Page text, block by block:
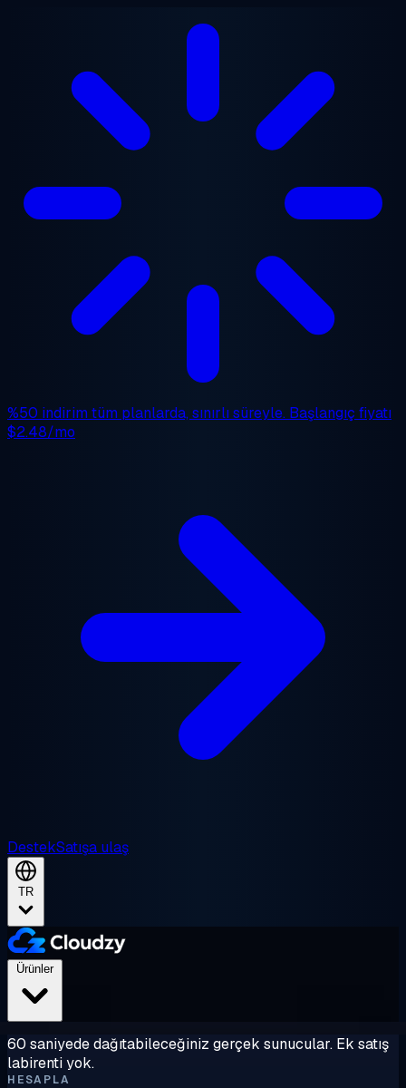
%50 indirim tüm planlarda, sınırlı süreyle. Başlangıç fiyatı
$2.48/mo
DestekSatışa ulaş
TR
Ürünler
60 saniyede dağıtabileceğiniz gerçek sunucular. Ek satış
labirenti yok.
HESAPLA